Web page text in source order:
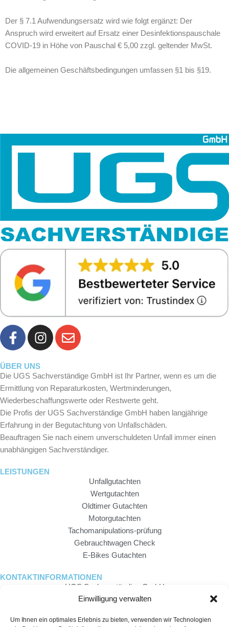
Der § 7.1 Aufwendungsersatz wird wie folgt ergänzt: Der
Anspruch wird erweitert auf Ersatz einer Desinfektionspauschale
COVID-19 in Höhe von Pauschal € 5,00 zzgl. geltender MwSt.
Die allgemeinen Geschäftsbedingungen umfassen §1 bis §19.
F
a
e
b
o
o
k
-
f
I
n
t
a
g
r
a
m
E
n
l
o
p
e
ÜBER UNS
Die UGS Sachverständige GmbH ist Ihr Partner, wenn es um die
Ermittlung von Reparaturkosten, Wertminderungen,
Wiederbeschaffungswerte oder Restwerte geht.
Die Profis der UGS Sachverständige GmbH haben langjährige
Erfahrung in der Begutachtung von Unfallschäden.
Beauftragen Sie nach einem unverschuldeten Unfall immer einen
unabhängigen Sachverständiger.
LEISTUNGEN
Unfallgutachten
Wertgutachten
Oldtimer Gutachten
Motorgutachten
Tachomanipulations-prüfung
Gebrauchtwagen Check
E-Bikes Gutachten
KONTAKTINFORMATIONEN
UGS Sachverständige GmbH
Büro Saarbrücken: Provinzialstraße 10
0681 - 303 959 84
Einwilligung verwalten
Um Ihnen ein optimales Erlebnis zu bieten, verwenden wir Technologien